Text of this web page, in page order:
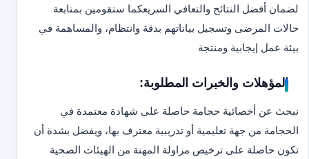
لضمان أفضل النتائج والتعافي السريعكما ستقومين بمتابعة
حالات المرضى وتسجيل بياناتهم بدقة وانتظام، والمساهمة في
بيئة عمل إيجابية ومنتجة
المؤهلات والخبرات المطلوبة:
نبحث عن أخصائية حجامة حاصلة على شهادة معتمدة في
الحجامة من جهة تعليمية أو تدريبية معترف بها، ويفضل بشدة أن
تكون حاصلة على ترخيص مزاولة المهنة من الهيئات الصحية